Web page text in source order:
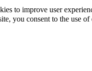
to improve user
you consent to the use of